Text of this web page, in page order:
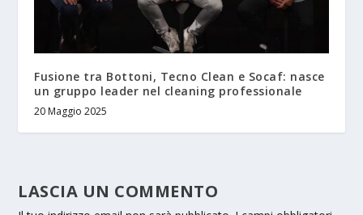
Fusione tra Bottoni, Tecno Clean e Socaf: nasce
un gruppo leader nel cleaning professionale
20 Maggio 2025
LASCIA UN COMMENTO